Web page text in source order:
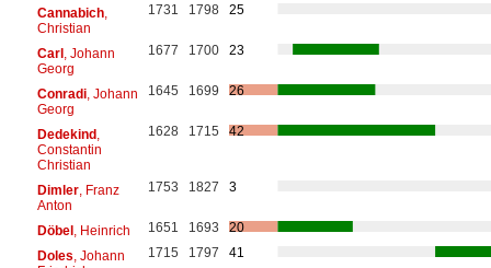
Cannabich,
Christian
1731 1798 25
Carl, Johann
Georg
1677 1700 23
Conradi, Johann
Georg
1645 1699 26
Dedekind,
Constantin
Christian
1628 1715 42
Dimler, Franz
Anton
1753 1827 3
Döbel, Heinrich 1651 1693
20
Doles , Johann
1715 1797 41